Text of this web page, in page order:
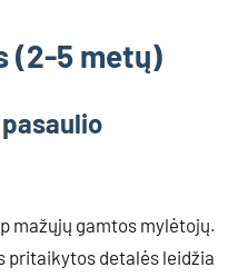
(2-5 metų)
pasaulio
mažųjų gamtos mylėtojų.
pritaikytos detalės leidžia